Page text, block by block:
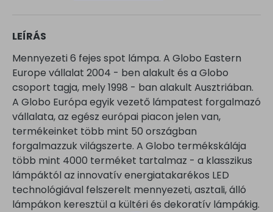
LEÍRÁS
Mennyezeti 6 fejes spot lámpa. A Globo Eastern
Europe vállalat 2004 - ben alakult és a Globo
csoport tagja, mely 1998 - ban alakult Ausztriában.
A Globo Európa egyik vezető lámpatest forgalmazó
vállalata, az egész európai piacon jelen van,
termékeinket több mint 50 országban
forgalmazzuk világszerte. A Globo termékskálája
több mint 4000 terméket tartalmaz - a klasszikus
lámpáktól az innovatív energiatakarékos LED
technológiával felszerelt mennyezeti, asztali, álló
lámpákon keresztül a kültéri és dekoratív lámpákig.